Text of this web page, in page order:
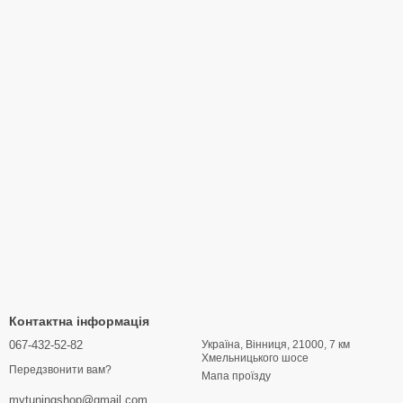
Контактна інформація
067-432-52-82
Передзвонити вам?
mytuningshop@gmail.com
Україна, Вінниця, 21000, 7 км
Хмельницького шосе
Мапа проїзду